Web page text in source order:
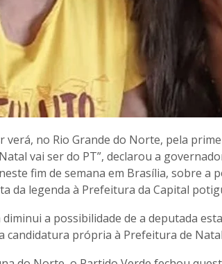
verá, no Rio Grande do Norte, pela
vai ser do PT”, declarou a
fim de semana em Brasília, sobre a
da legenda à Prefeitura da Capital
a possibilidade de a deputada
candidatura própria à Prefeitura de